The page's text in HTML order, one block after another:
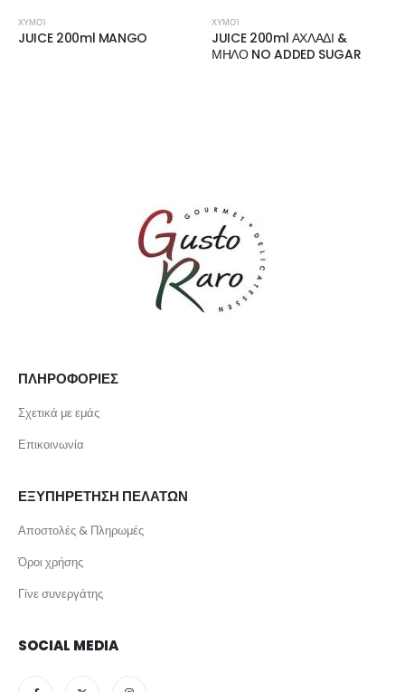
ΧΥΜΟΊ
JUICE 200ml MANGO
ΧΥΜΟΊ
JUICE 200ml ΑΧΛΑΔΙ &
ΜΗΛΟ NO ADDED SUGAR
ΠΛΗΡΟΦΟΡΙΕΣ
Σχετικά με εμάς
Επικοινωνία
ΕΞΥΠΗΡΕΤΗΣΗ ΠΕΛΑΤΩΝ
Αποστολές & Πληρωμές
Όροι χρήσης
Γίνε συνεργάτης
SOCIAL MEDIA